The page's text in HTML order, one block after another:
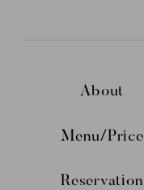
About
Menu/Price
Reservation